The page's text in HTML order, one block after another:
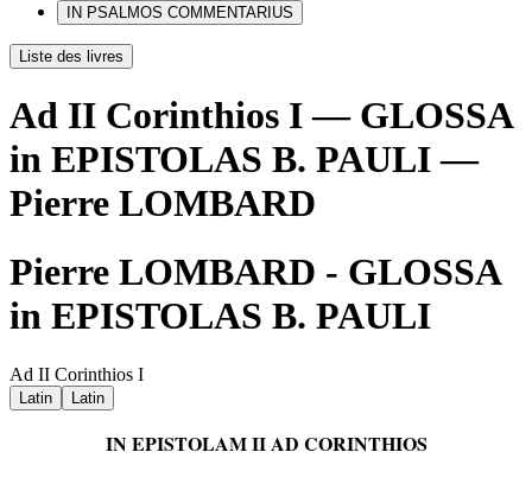
IN PSALMOS COMMENTARIUS
Liste des livres
Ad II Corinthios I — GLOSSA
in EPISTOLAS B. PAULI —
Pierre LOMBARD
Pierre LOMBARD - GLOSSA
in EPISTOLAS B. PAULI
Ad II Corinthios I
Latin Latin
IN EPISTOLAM II AD CORINTHIOS